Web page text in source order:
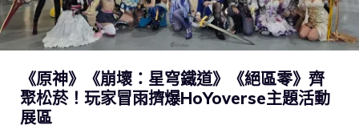
《原神》《崩壞：星穹鐵道》《絕區零》齊
聚松菸！玩家冒雨擠爆HoYoverse主題活動
展區